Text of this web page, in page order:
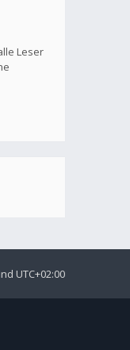
Leser
UTC+02:00